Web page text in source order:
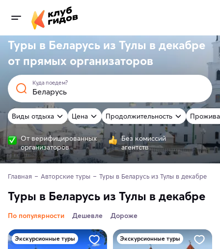
Туры в Беларусь из Тулы в декабре
от прямых организаторов
Куда поедем?
Виды отдыха Цена Продолжительность
От верифицированных
организаторов
Без комиссий
агентств
Главная Авторские туры Туры в Беларусь из Тулы в декабре
Туры в Беларусь из Тулы в декабре
По популярности Дешевле Дороже
Экскурсионные туры Экскурсионные туры